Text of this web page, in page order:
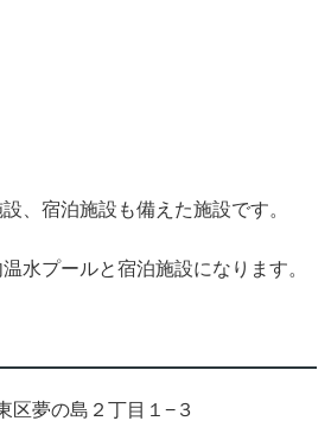
、宿泊施設も備えた施設です。
水プールと宿泊施設になります。
区夢の島２丁目１−３